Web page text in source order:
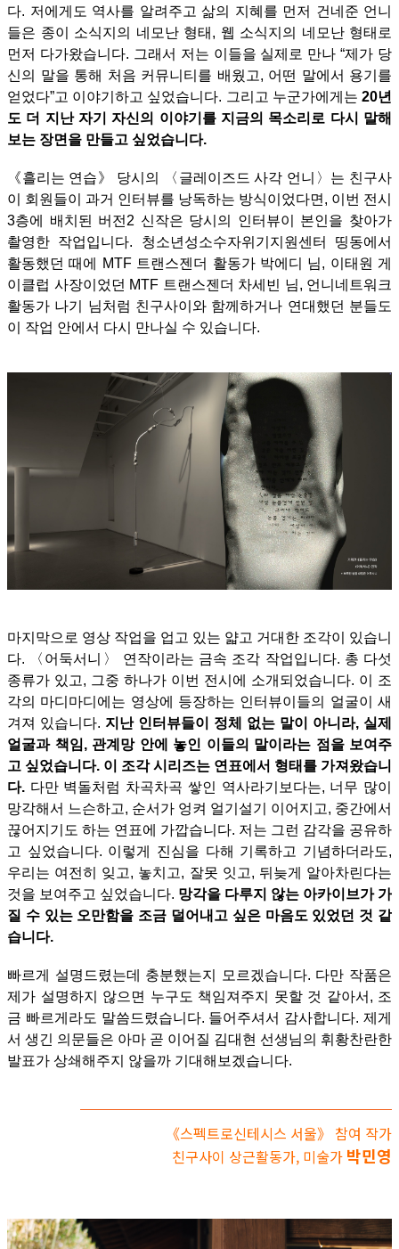
다. 저에게도 역사를 알려주고 삶의 지혜를 먼저 건네준 언니
들은 종이 소식지의 네모난 형태, 웹 소식지의 네모난 형태로
먼저 다가왔습니다. 그래서 저는 이들을 실제로 만나 “제가 당
신의 말을 통해 처음 커뮤니티를 배웠고, 어떤 말에서 용기를
얻었다”고 이야기하고 싶었습니다. 그리고 누군가에게는 20년
도 더 지난 자기 자신의 이야기를 지금의 목소리로 다시 말해
보는 장면을 만들고 싶었습니다.
《흘리는 연습》 당시의 〈글레이즈드 사각 언니〉는 친구사
이 회원들이 과거 인터뷰를 낭독하는 방식이었다면, 이번 전시
3층에 배치된 버전2 신작은 당시의 인터뷰이 본인을 찾아가
촬영한 작업입니다. 청소년성소수자위기지원센터 띵동에서
활동했던 때에 MTF 트랜스젠더 활동가 박에디 님, 이태원 게
이클럽 사장이었던 MTF 트랜스젠더 차세빈 님, 언니네트워크
활동가 나기 님처럼 친구사이와 함께하거나 연대했던 분들도
이 작업 안에서 다시 만나실 수 있습니다.
마지막으로 영상 작업을 업고 있는 얇고 거대한 조각이 있습니
다. 〈어둑서니〉 연작이라는 금속 조각 작업입니다. 총 다섯
종류가 있고, 그중 하나가 이번 전시에 소개되었습니다. 이 조
각의 마디마디에는 영상에 등장하는 인터뷰이들의 얼굴이 새
겨져 있습니다. 지난 인터뷰들이 정체 없는 말이 아니라, 실제
얼굴과 책임, 관계망 안에 놓인 이들의 말이라는 점을 보여주
고 싶었습니다. 이 조각 시리즈는 연표에서 형태를 가져왔습니
다. 다만 벽돌처럼 차곡차곡 쌓인 역사라기보다는, 너무 많이
망각해서 느슨하고, 순서가 엉켜 얼기설기 이어지고, 중간에서
끊어지기도 하는 연표에 가깝습니다. 저는 그런 감각을 공유하
고 싶었습니다. 이렇게 진심을 다해 기록하고 기념하더라도,
우리는 여전히 잊고, 놓치고, 잘못 잇고, 뒤늦게 알아차린다는
것을 보여주고 싶었습니다. 망각을 다루지 않는 아카이브가 가
질 수 있는 오만함을 조금 덜어내고 싶은 마음도 있었던 것 같
습니다.
빠르게 설명드렸는데 충분했는지 모르겠습니다. 다만 작품은
제가 설명하지 않으면 누구도 책임져주지 못할 것 같아서, 조
금 빠르게라도 말씀드렸습니다. 들어주셔서 감사합니다. 제게
서 생긴 의문들은 아마 곧 이어질 김대현 선생님의 휘황찬란한
발표가 상쇄해주지 않을까 기대해보겠습니다.
《스펙트로신테시스 서울》 참여 작가
친구사이 상근활동가, 미술가 박민영